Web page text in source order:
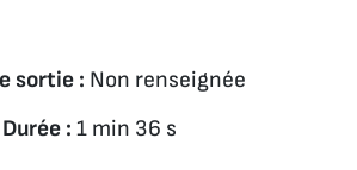
sortie : Non renseignée
Durée : 1 min 36 s